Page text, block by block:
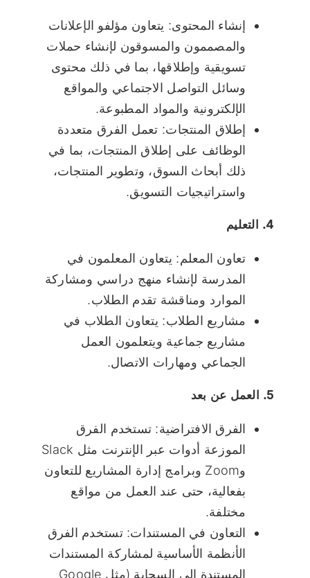
إنشاء المحتوى: يتعاون مؤلفو الإعلانات
والمصممون والمسوقون لإنشاء حملات
تسويقية وإطلاقها، بما في ذلك محتوى
وسائل التواصل الاجتماعي والمواقع
الإلكترونية والمواد المطبوعة.
إطلاق المنتجات: تعمل الفرق متعددة
الوظائف على إطلاق المنتجات، بما في
ذلك أبحاث السوق، وتطوير المنتجات،
واستراتيجيات التسويق.
4. التعليم
تعاون المعلم: يتعاون المعلمون في
المدرسة لإنشاء منهج دراسي ومشاركة
الموارد ومناقشة تقدم الطلاب.
مشاريع الطلاب: يتعاون الطلاب في
مشاريع جماعية ويتعلمون العمل
الجماعي ومهارات الاتصال.
5. العمل عن بعد
الفرق الافتراضية: تستخدم الفرق
الموزعة أدوات عبر الإنترنت مثل Slack
وZoom وبرامج إدارة المشاريع للتعاون
بفعالية، حتى عند العمل من مواقع
مختلفة.
التعاون في المستندات: تستخدم الفرق
الأنظمة الأساسية لمشاركة المستندات
المستندة إلى السحابة (مثل Google